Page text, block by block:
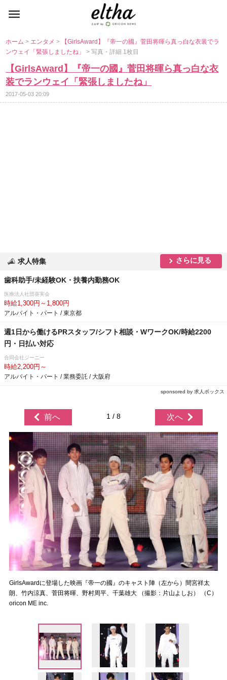
ホーム> エンタメ>
【GirlsAward】『帝一の國』菅田将暉ら真っ白な衣装でラ
ンウェイ「緊張しましたね」> 写真・詳細 1枚目
【GirlsAward】『帝一の國』菅田将暉ら真っ白な衣
装でランウェイ「緊張しましたね」
2017-05-03 20:09
求人特集 さらに見る
歯科助手/未経験OK・扶養内勤務OK
医療法人社団葵実会
時給1,300円～1,800円
アルバイト・パート / 東京都
週1日から働けるPRスタッフ/シフト相談・WワークOK/時給2200
円・日払い対応
合同会社ジーニー
時給2,200円～
アルバイト・パート / 業務委託 / 大阪府
sponsored by 求人ボックス
前へ 1 / 8 次へ
GirlsAwardに登場した映画『帝一の國』のキャスト陣（左から）間宮祥太
朗、竹内涼真、菅田将暉、野村周平、千葉雄大 （撮影：片山よしお） （C）
oricon ME inc.